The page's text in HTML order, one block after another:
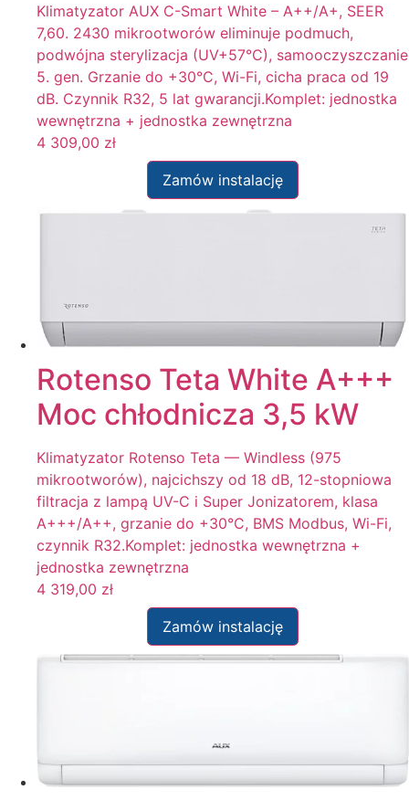
Klimatyzator AUX C-Smart White – A++/A+, SEER
7,60. 2430 mikrootworów eliminuje podmuch,
podwójna sterylizacja (UV+57°C), samooczyszczanie
5. gen. Grzanie do +30°C, Wi-Fi, cicha praca od 19
dB. Czynnik R32, 5 lat gwarancji.Komplet: jednostka
wewnętrzna + jednostka zewnętrzna
4 309,00 zł
Zamów instalację
Rotenso Teta White A+++
Moc chłodnicza 3,5 kW
Klimatyzator Rotenso Teta — Windless (975
mikrootworów), najcichszy od 18 dB, 12-stopniowa
filtracja z lampą UV-C i Super Jonizatorem, klasa
A+++/A++, grzanie do +30°C, BMS Modbus, Wi-Fi,
czynnik R32.Komplet: jednostka wewnętrzna +
jednostka zewnętrzna
4 319,00 zł
Zamów instalację